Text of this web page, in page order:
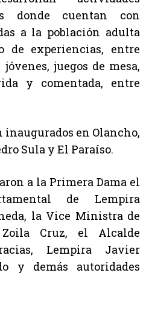
donde cuentan con
a la población adulta
de experiencias, entre
juegos de mesa,
y comentada, entre
inaugurados en Olancho,
Sula y El Paraíso.
a la Primera Dama el
de Lempira
la Vice Ministra de
Zoila Cruz, el Alcalde
Lempira Javier
y demás autoridades